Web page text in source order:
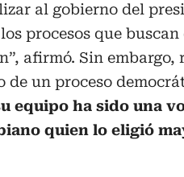
al gobierno del
procesos que
afirmó. Sin
de un proceso
equipo ha sido una
quien lo eligió